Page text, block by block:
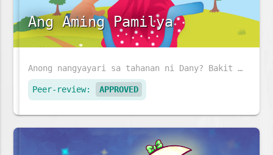
Ang Aming Pamilya
Anong nangyayari sa tahanan ni Dany? Bakit abala ang lahat?
Peer-review: APPROVED